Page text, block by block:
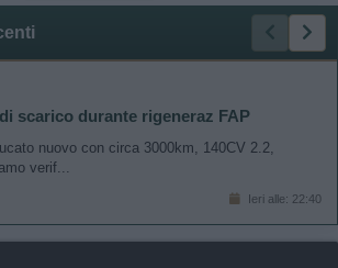
scarico durante rigeneraz FAP
nuovo con circa 3000km, 140CV 2.2,
verif...
Ieri alle: 22:40